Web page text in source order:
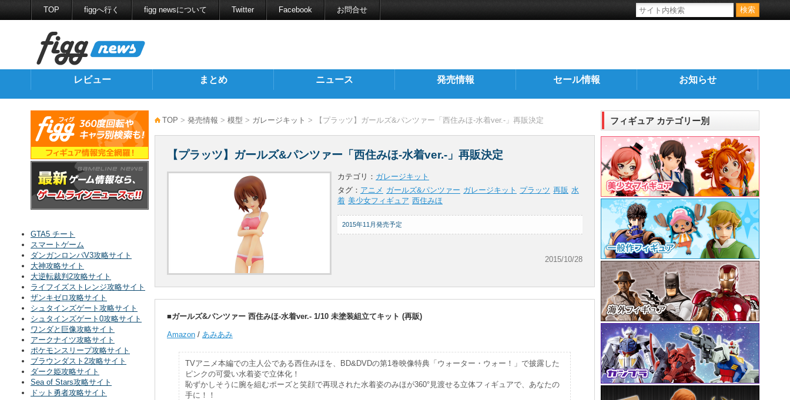
TOP figgへ行く figg newsについて Twitter Facebook お問合せ
レビュー まとめ ニュース 発売情報 セール情報 お知らせ
TOP > 発売情報 > 模型 > ガレージキット > 【プラッツ】ガールズ&パンツァー「西住みほ-水着ver.-」再販決定
【プラッツ】ガールズ&パンツァー「西住みほ-水着ver.-」再販決定
カテゴリ： ガレージキット
タグ： アニメ ガールズ&パンツァー ガレージキット プラッツ 再販 水
着 美少女フィギュア 西住みほ
2015/10/28
2015年11月発売予定
■ガールズ&パンツァー 西住みほ-水着ver.- 1/10 未塗装組立てキット (再販)
Amazon / あみあみ
TVアニメ本編での主人公である西住みほを、BD&DVDの第1巻映像特典「ウォーター・ウォー！」で披露した
ピンクの可愛い水着姿で立体化！
恥ずかしそうに腕を組むポーズと笑顔で再現された水着姿のみほが360°見渡せる立体フィギュアで、あなたの
手に！！
GTA5 チート
スマートゲーム
ダンガンロンパV3攻略サイト
大神攻略サイト
大逆転裁判2攻略サイト
ライフイズストレンジ攻略サイト
ザンキゼロ攻略サイト
シュタインズゲート攻略サイト
シュタインズゲート0攻略サイト
ワンダと巨像攻略サイト
アークナイツ攻略サイト
ポケモンスリープ攻略サイト
ブラウンダスト2攻略サイト
ダーク姫攻略サイト
Sea of Stars攻略サイト
ドット勇者攻略サイト
フィギュア カテゴリー別